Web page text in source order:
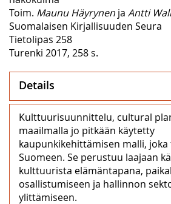
Toim. Maunu Häyrynen ja Antti
Suomalaisen Kirjallisuuden Seura
Tietolipas 258
Turenki 2017, 258 s.
Details
Kulttuurisuunnittelu, cultural
maailmalla jo pitkään käytetty
kaupunkikehittämisen malli,
Suomeen. Se perustuu laajaan
kulttuurista elämäntapana,
osallistumiseen ja hallinnon
ylittämiseen.